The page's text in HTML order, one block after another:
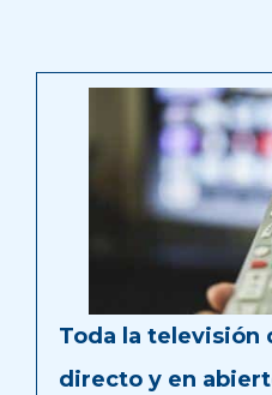
Toda la televisión
directo y en